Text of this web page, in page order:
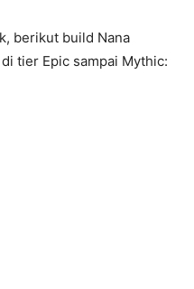
berikut build Nana
tier Epic sampai Mythic: